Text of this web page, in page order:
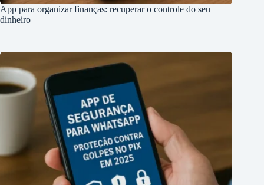
App para organizar finanças: recuperar o controle do seu
dinheiro